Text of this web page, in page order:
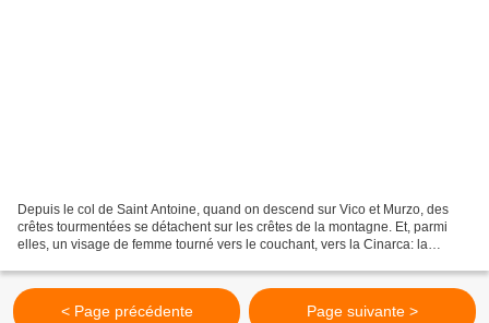
Depuis le col de Saint Antoine, quand on descend sur Vico et Murzo, des
crêtes tourmentées se détachent sur les crêtes de la montagne. Et, parmi
elles, un visage de femme tourné vers le couchant, vers la Cinarca: la
< Page précédente Page suivante >